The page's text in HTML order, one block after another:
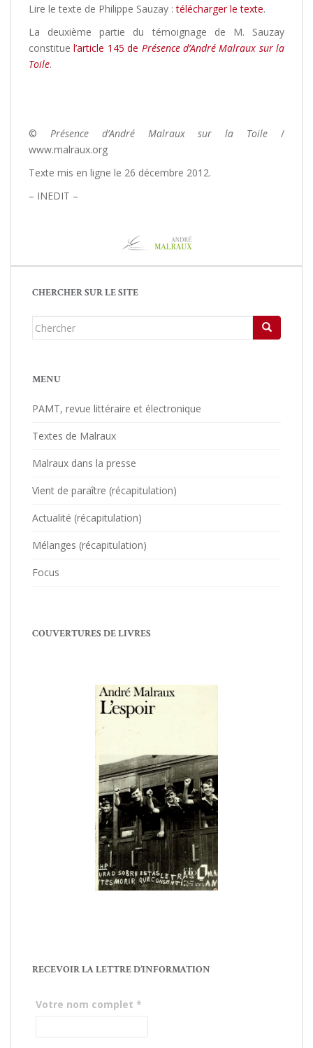
Lire le texte de Philippe Sauzay :télécharger le texte.
La deuxième partie du témoignage de M. Sauzay
constituel’article 145 de Présence d’André Malraux sur la
Toile.
© Présence d’André Malraux sur la Toile /
www.malraux.org
Texte mis en ligne le 26 décembre 2012.
– INEDIT –
CHERCHER SUR LE SITE
Chercher...
MENU
PAMT, revue littéraire et électronique
Textes de Malraux
Malraux dans la presse
Vient de paraître (récapitulation)
Actualité (récapitulation)
Mélanges (récapitulation)
Focus
COUVERTURES DE LIVRES
RECEVOIR LA LETTRE D’INFORMATION
Votre nom complet *